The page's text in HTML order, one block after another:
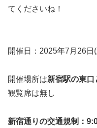
てくださいね！
開催日：2025年7月26
開催場所は新宿駅の東
観覧席は無し
新宿通りの交通規制：